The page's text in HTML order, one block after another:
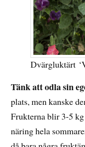
Dvärgluktärt
Tänk att odla sin
plats, men kanske
Frukterna blir 3-5
näring hela